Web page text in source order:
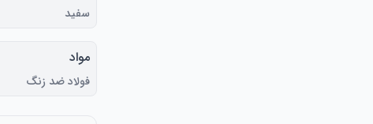
سفید
مواد
فولاد ضد زنگ